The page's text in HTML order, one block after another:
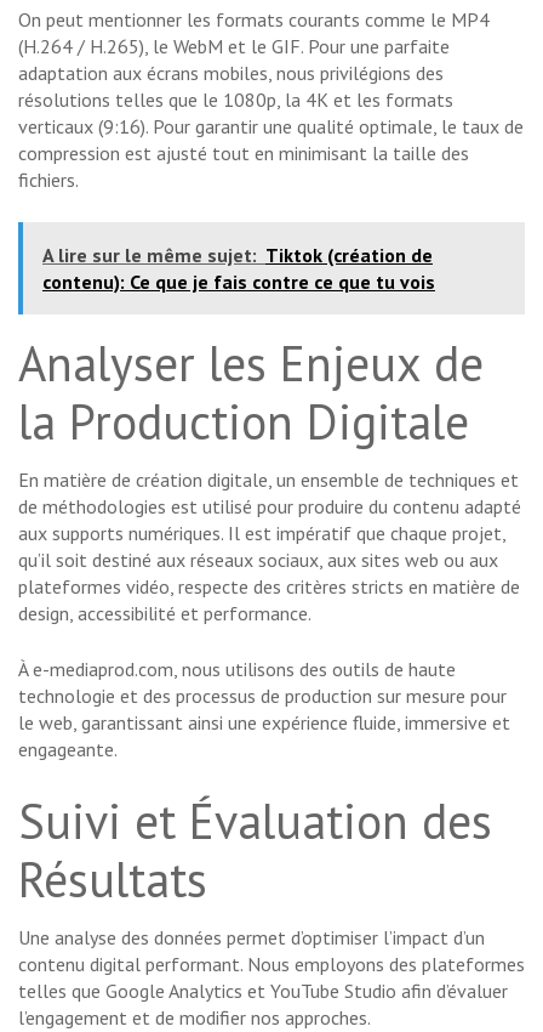
On peut mentionner les formats courants comme le MP4
(H.264 / H.265), le WebM et le GIF. Pour une parfaite
adaptation aux écrans mobiles, nous privilégions des
résolutions telles que le 1080p, la 4K et les formats
verticaux (9:16). Pour garantir une qualité optimale, le taux de
compression est ajusté tout en minimisant la taille des
fichiers.
A lire sur le même sujet: Tiktok (création de
contenu): Ce que je fais contre ce que tu vois
Analyser les Enjeux de
la Production Digitale
En matière de création digitale, un ensemble de techniques et
de méthodologies est utilisé pour produire du contenu adapté
aux supports numériques. Il est impératif que chaque projet,
qu’il soit destiné aux réseaux sociaux, aux sites web ou aux
plateformes vidéo, respecte des critères stricts en matière de
design, accessibilité et performance.
À e-mediaprod.com, nous utilisons des outils de haute
technologie et des processus de production sur mesure pour
le web, garantissant ainsi une expérience fluide, immersive et
engageante.
Suivi et Évaluation des
Résultats
Une analyse des données permet d’optimiser l’impact d’un
contenu digital performant. Nous employons des plateformes
telles que Google Analytics et YouTube Studio afin d’évaluer
l’engagement et de modifier nos approches.